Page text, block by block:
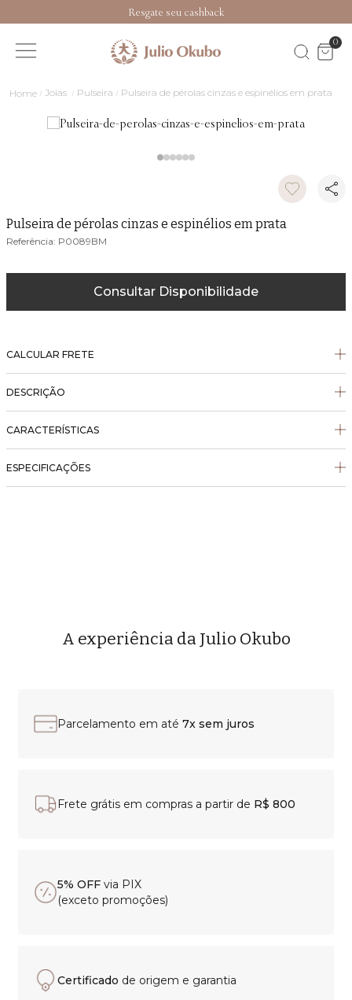
Resgate seu cashback
0
Joias Pulseira Pulseira de pérolas cinzas e espinélios em prata
Pulseira de pérolas cinzas e espinélios em prata
P0089BM
Consultar Disponibilidade
CALCULAR FRETE
DESCRIÇÃO
CARACTERÍSTICAS
ESPECIFICAÇÕES
A experiência da Julio Okubo
Parcelamento em até 7x sem juros
Frete grátis em compras a partir de R$ 800
5% OFF via PIX
(exceto promoções)
Certificado de origem e garantia